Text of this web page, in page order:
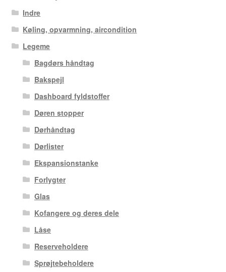
Indre
Køling, opvarmning, aircondition
Legeme
Bagdørs håndtag
Bakspejl
Dashboard fyldstoffer
Døren stopper
Dørhåndtag
Dørlister
Ekspansionstanke
Forlygter
Glas
Kofangere og deres dele
Låse
Reserveholdere
Sprøjtebeholdere